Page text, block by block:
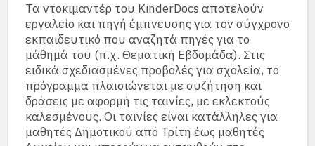
Τα ντοκιμαντέρ του KinderDocs αποτελούν
εργαλείο και πηγή έμπνευσης για τον σύγχρονο
εκπαιδευτικό που αναζητά πηγές για το
μάθημά του (π.χ. Θεματική Εβδομάδα). Στις
ειδικά σχεδιασμένες προβολές για σχολεία, το
πρόγραμμα πλαισιώνεται με συζήτηση και
δράσεις με αφορμή τις ταινίες, με εκλεκτούς
καλεσμένους. Οι ταινίες είναι κατάλληλες για
μαθητές Δημοτικού από Τρίτη έως μαθητές